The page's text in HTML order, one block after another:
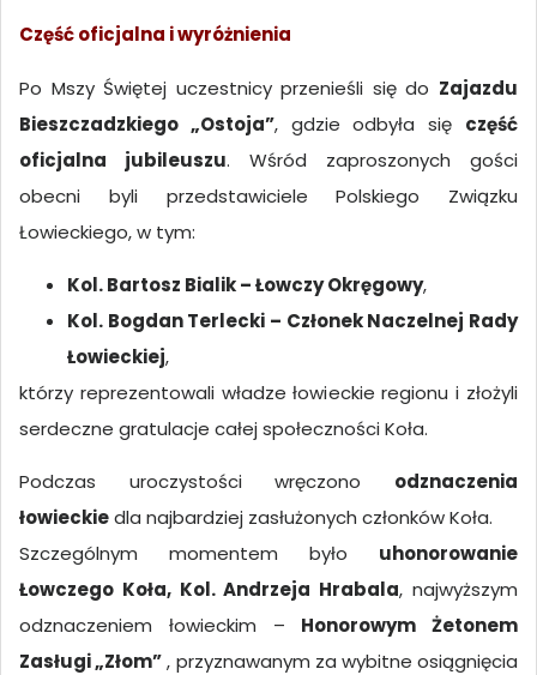
Część oficjalna i wyróżnienia
Po Mszy Świętej uczestnicy przenieśli się do Zajazdu
Bieszczadzkiego „Ostoja”, gdzie odbyła się część
oficjalna jubileuszu. Wśród zaproszonych gości
obecni byli przedstawiciele Polskiego Związku
Łowieckiego, w tym:
Kol. Bartosz Bialik – Łowczy Okręgowy,
Kol. Bogdan Terlecki – Członek Naczelnej Rady
Łowieckiej,
którzy reprezentowali władze łowieckie regionu i złożyli
serdeczne gratulacje całej społeczności Koła.
Podczas uroczystości wręczono odznaczenia
łowieckiedla najbardziej zasłużonych członków Koła.
Szczególnym momentem było uhonorowanie
Łowczego Koła, Kol. Andrzeja Hrabala, najwyższym
odznaczeniem łowieckim – Honorowym Żetonem
Zasługi „Złom”, przyznawanym za wybitne osiągnięcia